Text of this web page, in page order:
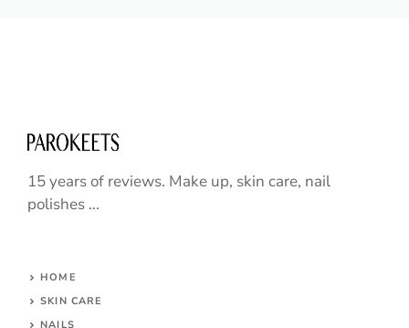
15 years of reviews. Make up, skin care, nail
polishes ...
HOME
SKIN CARE
NAILS